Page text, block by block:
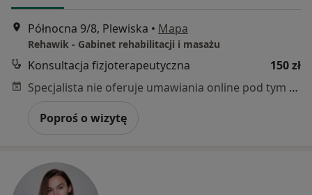
Północna 9/8, Plewiska • Mapa
Rehawik - Gabinet rehabilitacji i masażu
Konsultacja fizjoterapeutyczna
150 zł
Specjalista nie oferuje umawiania online pod tym adresem.
Poproś o wizytę